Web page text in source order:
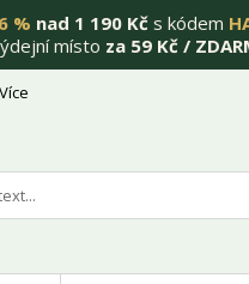
% nad 1 190 Kčs kódem
místo za 59 Kč /
Více